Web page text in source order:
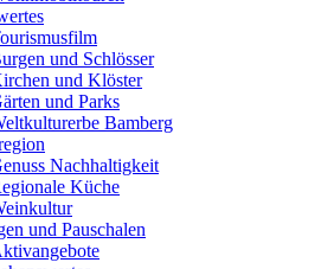
und Schlösser
und Klöster
und Parks
Bamberg
Nachhaltigkeit
Küche
und Pauschalen